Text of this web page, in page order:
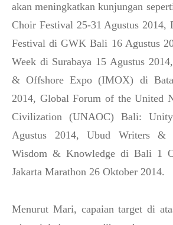
akan meningkatkan kunjungan
Choir Festival 25-31 Agustus 2014,
Festival di GWK Bali 16 Agustus
Week di Surabaya 15 Agustus
& Offshore Expo (IMOX) di
2014, Global Forum of the United
Civilization (UNAOC) Bali:
Agustus 2014, Ubud Writers &
Wisdom & Knowledge di Bali 1
Jakarta Marathon 26 Oktober 2014.
Menurut Mari, capaian target di